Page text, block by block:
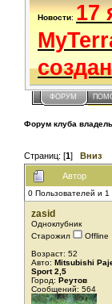
Новости: 17
ФОРУМ
Форум клуба
Страниц: [1] Вниз
Автор
0 Пользователей и 1
zasid
Одноклубник
Старожил
Offline
Возраст: 52
Авто: Mitsubishi
Sport 2,5
Город: Реутов
Сообщений: 564